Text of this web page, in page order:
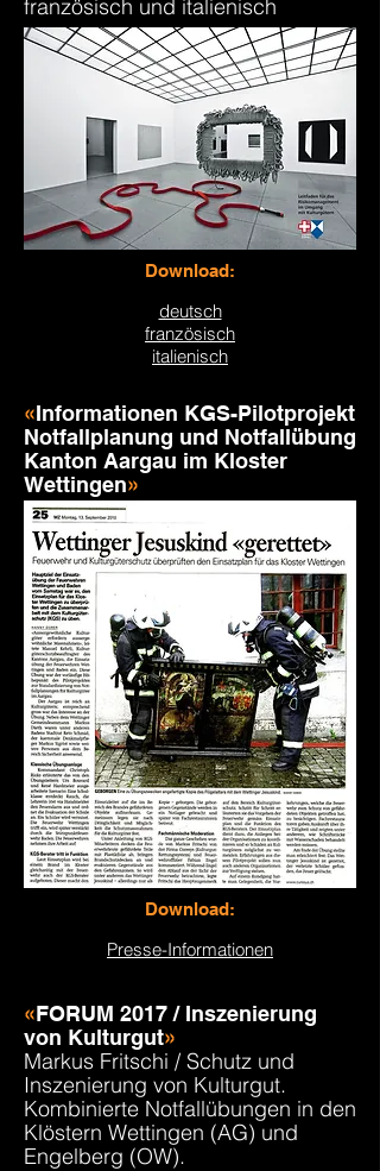
französisch und italienisch
Download:
deutsch
französisch
italienisch
«Informationen KGS-Pilotprojekt
Notfallplanung und Notfallübung
Kanton Aargau im Kloster
Wettingen»
Download:
Presse-Informationen
«FORUM 2017 / Inszenierung
von Kulturgut»
Markus Fritschi / Schutz und
Inszenierung von Kulturgut.
Kombinierte Notfallübungen in den
Klöstern Wettingen (AG) und
Engelberg (OW).